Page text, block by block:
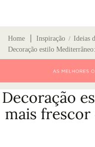
Home Inspiração / Ideias
Decoração estilo
Decoração
mais frescor